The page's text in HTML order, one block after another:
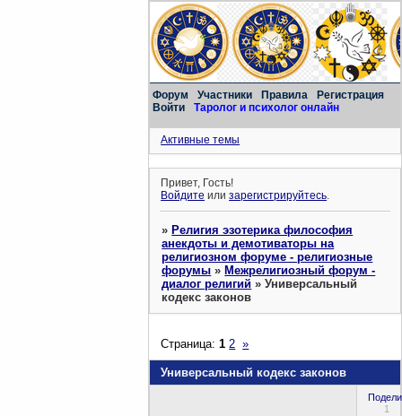
Форум Участники Правила
Регистрация
Войти
Таролог и психолог онлайн
Активные темы
Привет, Гость!
Войдите илизарегистрируйтесь.
»Религия эзотерика философия
анекдоты и демотиваторы на
религиозном форуме - религиозные
форумы »Межрелигиозный форум -
диалог религий »Универсальный
кодекс законов
Универсальный кодекс законов
Страница:1 2 »
1